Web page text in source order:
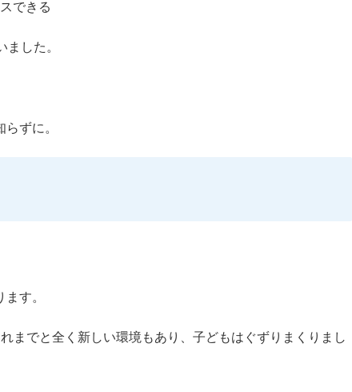
できる
ました。
ずに。
す。
までと全く新しい環境もあり、子どもはぐずりまくりまし